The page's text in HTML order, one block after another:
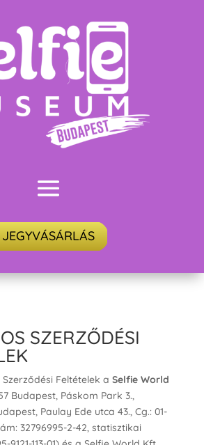
JEGYVÁSÁRLÁS
SZERZŐDÉSI
Feltételek a Selfie World
Budapest, Páskom Park 3.,
Paulay Ede utca 43., Cg.: 01-
32796995-2-42, statisztikai